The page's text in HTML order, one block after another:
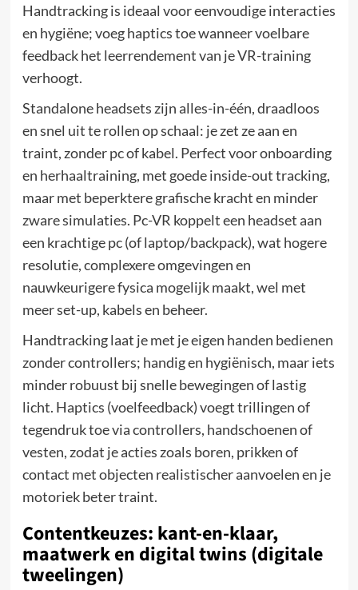
Handtracking is ideaal voor eenvoudige interacties
en hygiëne; voeg haptics toe wanneer voelbare
feedback het leerrendement van je VR-training
verhoogt.
Standalone headsets zijn alles-in-één, draadloos
en snel uit te rollen op schaal: je zet ze aan en
traint, zonder pc of kabel. Perfect voor onboarding
en herhaaltraining, met goede inside-out tracking,
maar met beperktere grafische kracht en minder
zware simulaties. Pc-VR koppelt een headset aan
een krachtige pc (of laptop/backpack), wat hogere
resolutie, complexere omgevingen en
nauwkeurigere fysica mogelijk maakt, wel met
meer set-up, kabels en beheer.
Handtracking laat je met je eigen handen bedienen
zonder controllers; handig en hygiënisch, maar iets
minder robuust bij snelle bewegingen of lastig
licht. Haptics (voelfeedback) voegt trillingen of
tegendruk toe via controllers, handschoenen of
vesten, zodat je acties zoals boren, prikken of
contact met objecten realistischer aanvoelen en je
motoriek beter traint.
Contentkeuzes: kant-en-klaar,
maatwerk en digital twins (digitale
tweelingen)